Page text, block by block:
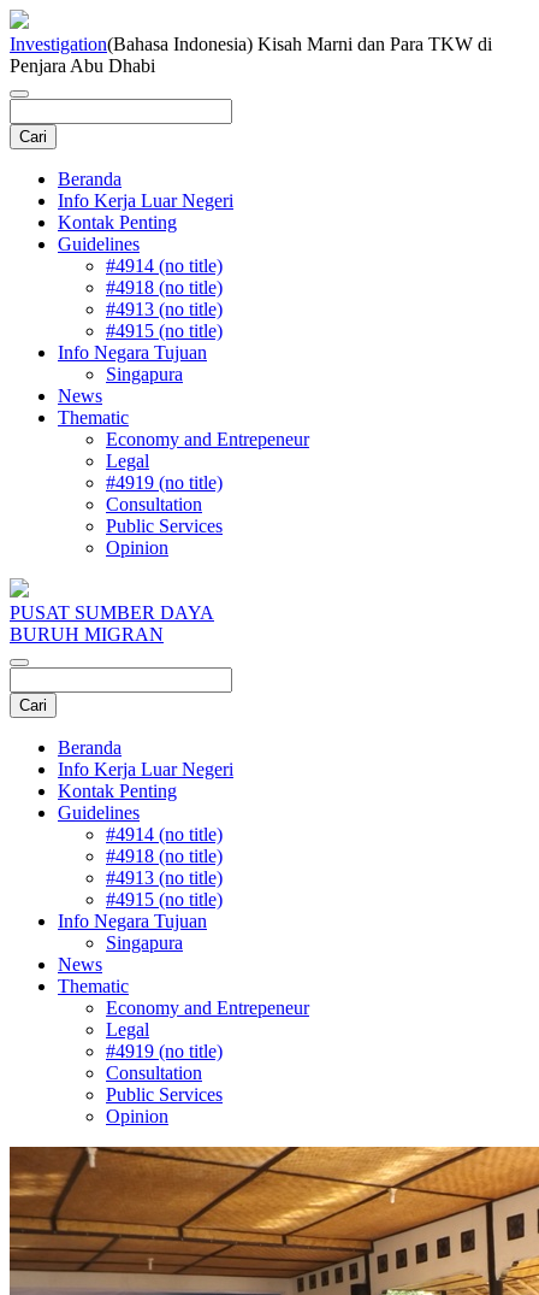
Investigation(Bahasa Indonesia) Kisah Marni dan Para TKW di
Penjara Abu Dhabi
Beranda
Info Kerja Luar Negeri
Kontak Penting
Guidelines
#4914 (no title)
#4918 (no title)
#4913 (no title)
#4915 (no title)
Info Negara Tujuan
Singapura
News
Thematic
Economy and Entrepeneur
Legal
#4919 (no title)
Consultation
Public Services
Opinion
PUSAT SUMBER DAYA
BURUH MIGRAN
Beranda
Info Kerja Luar Negeri
Kontak Penting
Guidelines
#4914 (no title)
#4918 (no title)
#4913 (no title)
#4915 (no title)
Info Negara Tujuan
Singapura
News
Thematic
Economy and Entrepeneur
Legal
#4919 (no title)
Consultation
Public Services
Opinion